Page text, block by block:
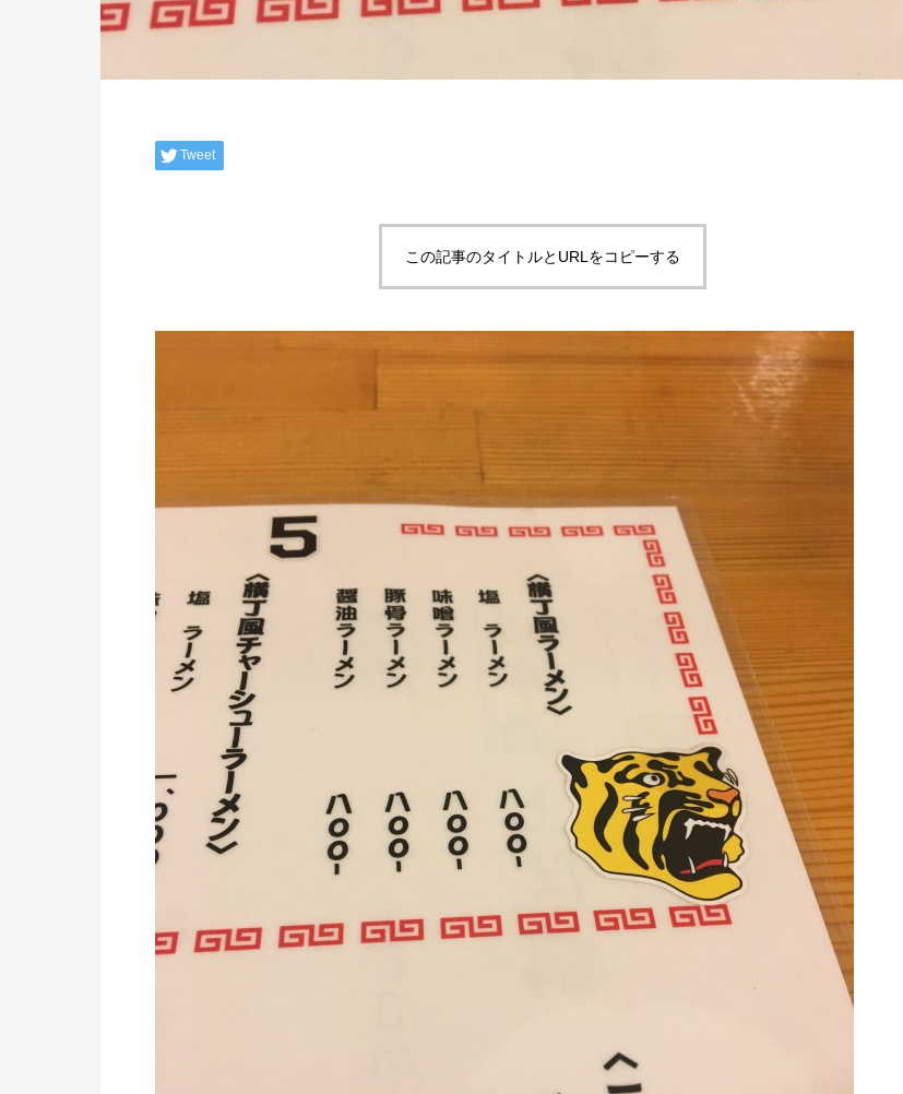
Tweet
この記事のタイトルとURLをコピーする